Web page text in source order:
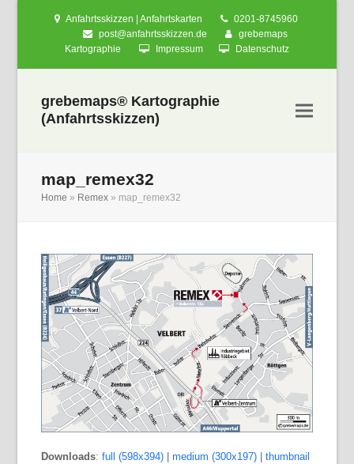
Anfahrtsskizzen | Anfahrtskarten
0201-8745960
post@anfahrtsskizzen.de
grebemaps
Kartographie
Impressum Datenschutz
grebemaps® Kartographie
(Anfahrtsskizzen)
map_remex32
Home » Remex » map_remex32
Downloads:full (598x394) |medium (300x197) |thumbnail